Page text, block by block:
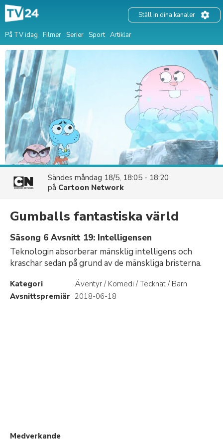
På TV idag Filmer Serier Sport Artiklar
Ställ in dina kanaler
Sändes måndag 18/5, 18:05 - 18:20
på Cartoon Network
Gumballs fantastiska värld
Säsong 6 Avsnitt 19: Intelligensen
Teknologin absorberar mänsklig intelligens och
kraschar sedan på grund av de mänskliga bristerna.
Kategori
Äventyr / Komedi / Tecknat / Barn
Avsnittspremiär 2018-06-18
Medverkande